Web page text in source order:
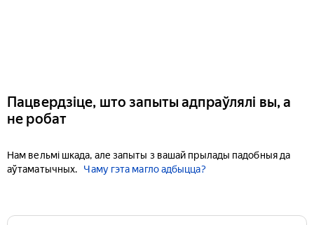
Пацвердзіце, што запыты адпраўлялі вы, а
не робат
Нам вельмі шкада, але запыты з вашай прылады падобныя да
аўтаматычных.
Чаму гэта магло адбыцца?